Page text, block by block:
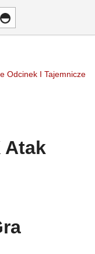
Odcinek I Tajemnicze
Atak